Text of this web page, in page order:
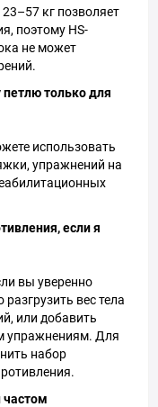
кг позволяет
поэтому HS-
не может
только для
использовать
упражнений на
если я
вы уверенно
разгрузить вес тела
или добавить
упражнениям. Для
набор
частом